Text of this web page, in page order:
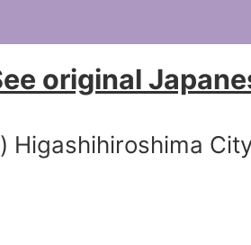
original
Higashihiroshima